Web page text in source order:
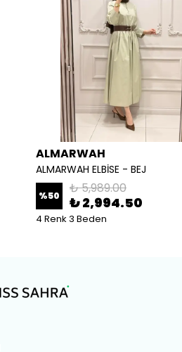
ALMARWAH
ALMARWAH ELBİSE - BEJ
%50 ₺ 5,989.00
₺ 2,994.50
4 Renk 3 Beden